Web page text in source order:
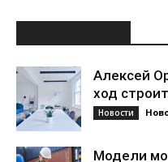
Алексей
ход
Новости
Модели